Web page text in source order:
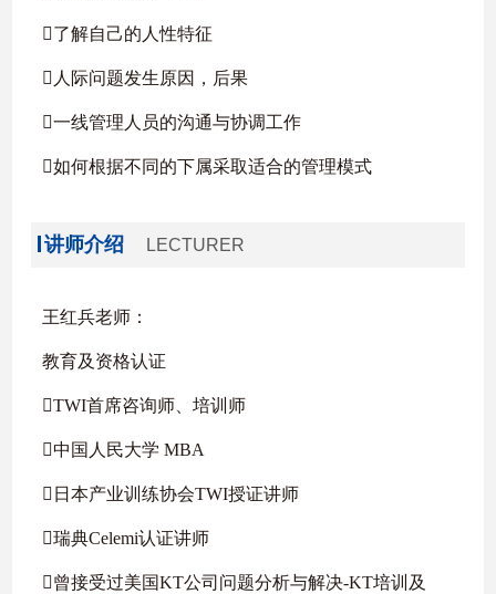
了解自己的人性特征
人际问题发生原因，后果
一线管理人员的沟通与协调工作
如何根据不同的下属采取适合的管理模式
讲师介绍 LECTURER
王红兵老师：
教育及资格认证
TWI首席咨询师、培训师
中国人民大学 MBA
日本产业训练协会TWI授证讲师
瑞典Celemi认证讲师
曾接受过美国KT公司问题分析与解决-KT培训及